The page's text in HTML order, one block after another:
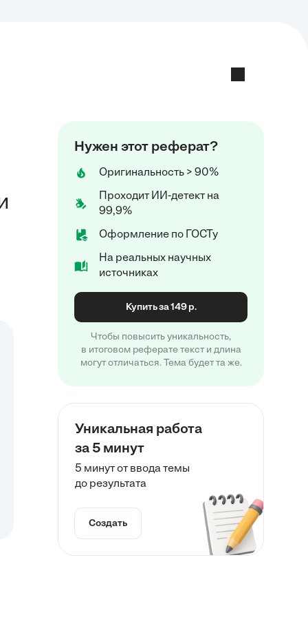
Нужен этот реферат?
Оригинальность > 90%
Проходит ИИ-детект на
99,9%
Оформление по ГОСТу
На реальных научных
источниках
Купить за 149 р.
Чтобы повысить уникальность,
в итоговом реферате текст и длина
могут отличаться. Тема будет та же.
Уникальная работа
за 5 минут
5 минут от ввода темы
до результата
Создать